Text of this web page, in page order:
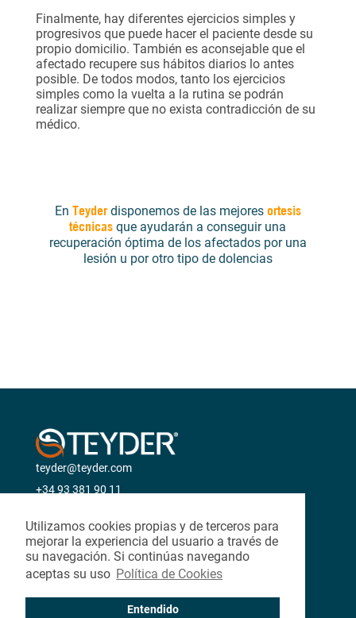
Utilizamos cookies propias y de terceros para
mejorar la experiencia del usuario a través de
su navegación. Si continúas navegando
aceptas su uso Política de Cookies
Entendido
Finalmente, hay diferentes ejercicios simples y
progresivos que puede hacer el paciente desde su
propio domicilio. También es aconsejable que el
afectado recupere sus hábitos diarios lo antes
posible. De todos modos, tanto los ejercicios
simples como la vuelta a la rutina se podrán
realizar siempre que no exista contradicción de su
médico.
En Teyder disponemos de las mejores ortesis
técnicas que ayudarán a conseguir una
recuperación óptima de los afectados por una
lesión u por otro tipo de dolencias
teyder@teyder.com
+34 93 381 90 11
|
| |